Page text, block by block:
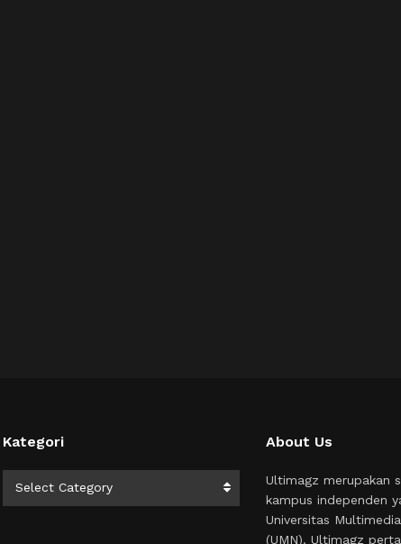
Kategori
Select Category
About Us
Ultimagz merupakan
kampus independen
Universitas
(UMN). Ultimagz